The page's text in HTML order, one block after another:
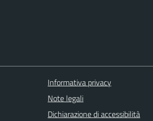
Informativa privacy
Note legali
Dichiarazione di accessibilità